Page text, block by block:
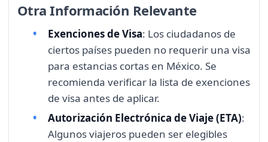
Otra Información Relevante
Exenciones de Visa: Los ciudadanos de
ciertos países pueden no requerir una visa
para estancias cortas en México. Se
recomienda verificar la lista de exenciones
de visa antes de aplicar.
Autorización Electrónica de Viaje (ETA):
Algunos viajeros pueden ser elegibles